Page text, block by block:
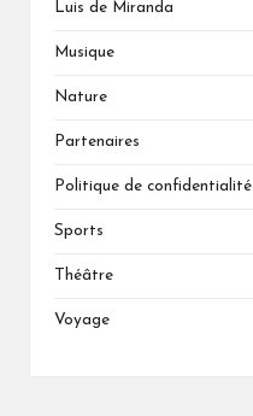
Luis de Miranda
Musique
Nature
Partenaires
Politique de confidentialité
Sports
Théâtre
Voyage